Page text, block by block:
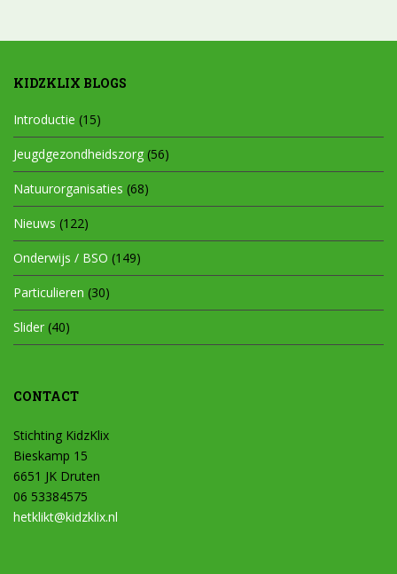
KIDZKLIX BLOGS
Introductie (15)
Jeugdgezondheidszorg (56)
Natuurorganisaties (68)
Nieuws (122)
Onderwijs / BSO (149)
Particulieren (30)
Slider (40)
CONTACT
Stichting KidzKlix
Bieskamp 15
6651 JK Druten
06 53384575
hetklikt@kidzklix.nl